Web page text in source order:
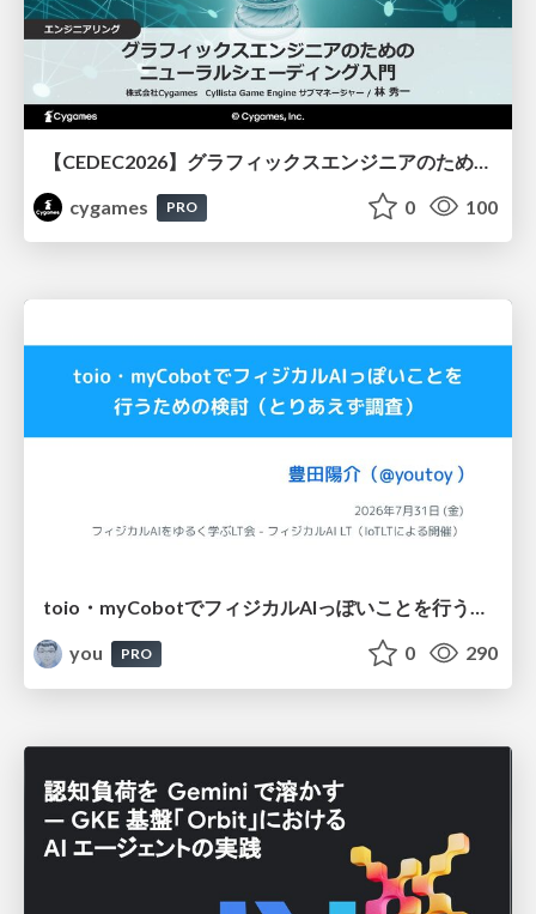
cygames
PRO 0 100
toio・myCobotでフィジカルAIっぽいことを行うための検討（とりあえず調査） / フィジカルAI LT（IoTLTによる開催）
you
PRO 0 290